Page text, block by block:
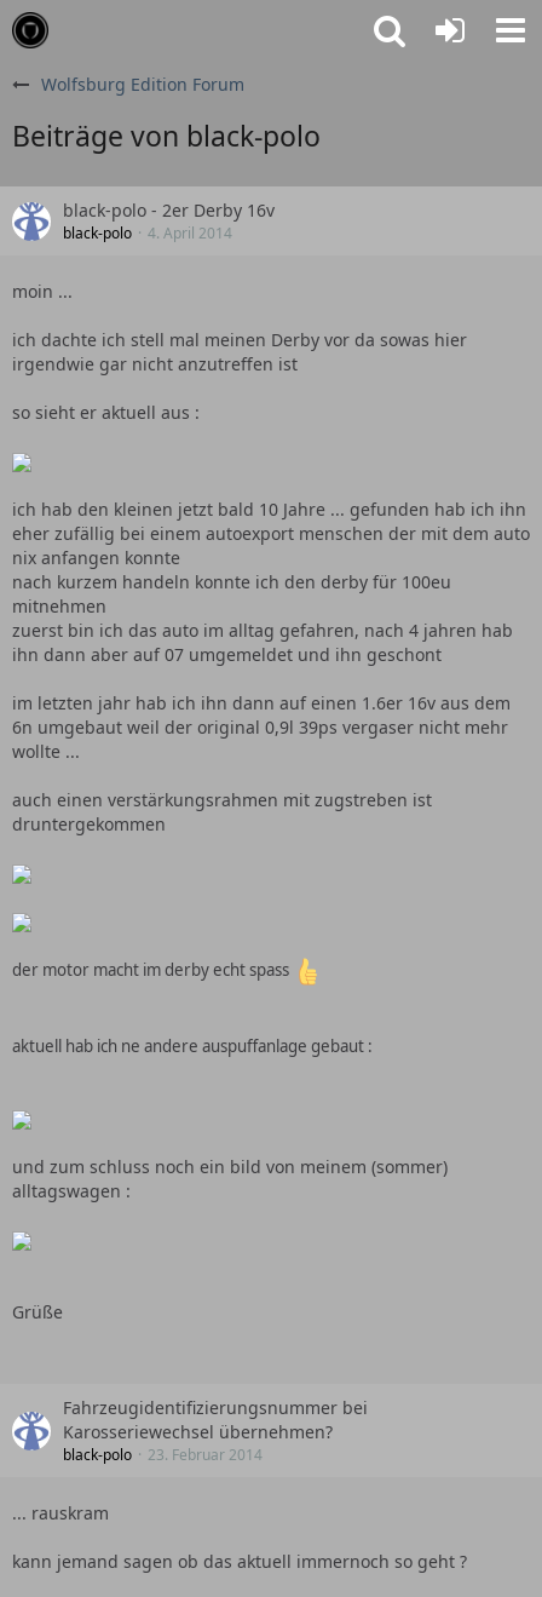
Wolfsburg Edition Forum
Beiträge von black-polo
black-polo - 2er Derby 16v
black-polo 4. April 2014
moin ...
ich dachte ich stell mal meinen Derby vor da sowas hier
irgendwie gar nicht anzutreffen ist
so sieht er aktuell aus :
ich hab den kleinen jetzt bald 10 Jahre ... gefunden hab ich ihn
eher zufällig bei einem autoexport menschen der mit dem auto
nix anfangen konnte
nach kurzem handeln konnte ich den derby für 100eu
mitnehmen
zuerst bin ich das auto im alltag gefahren, nach 4 jahren hab
ihn dann aber auf 07 umgemeldet und ihn geschont
im letzten jahr hab ich ihn dann auf einen 1.6er 16v aus dem
6n umgebaut weil der original 0,9l 39ps vergaser nicht mehr
wollte ...
auch einen verstärkungsrahmen mit zugstreben ist
druntergekommen
der motor macht im derby echt spass
aktuell hab ich ne andere auspuffanlage gebaut :
und zum schluss noch ein bild von meinem (sommer)
alltagswagen :
Grüße
Fahrzeugidentifizierungsnummer bei
Karosseriewechsel übernehmen?
black-polo 23. Februar 2014
... rauskram
kann jemand sagen ob das aktuell immernoch so geht ?